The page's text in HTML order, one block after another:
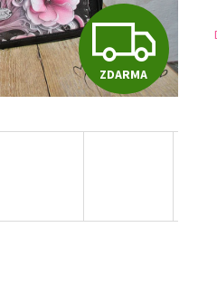
Z
D
R
ZDARMA